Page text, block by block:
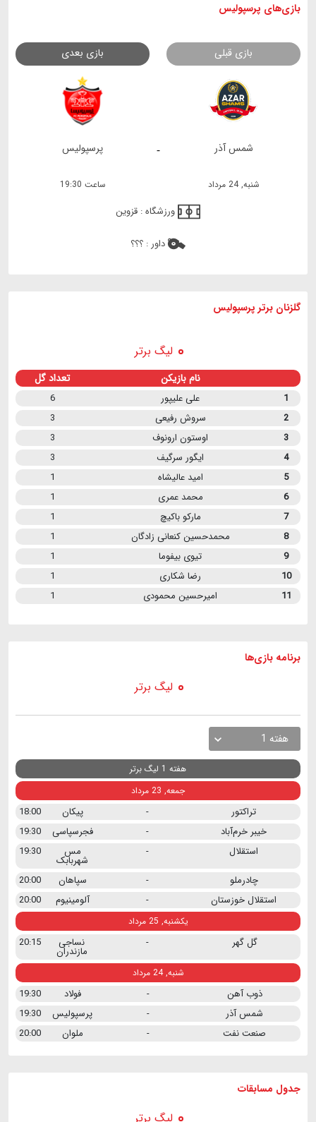
بازی های پرسپولیس
بازی قبلی بازی بعدی
- شمس آذر پرسپولیس
شنبه, 24 مرداد ساعت 19:30
ورزشگاه : قزوین
داور : ؟؟؟
گلزنان برتر پرسپولیس
لیگ برتر
نام بازیکن تعداد گل
1 علی علیپور
6
2
سروش رفیعی
3
3
اوستون ارونوف
3
4
ایگور سرگیف
3
5
امید عالیشاه
1
6
محمد عمری
1
7
مارکو باکیچ
1
8
محمدحسین کنعانی زادگان
1
9
تیوی بیفوما
1
10
رضا شکاری
1
11
امیرحسین محمودی 1
برنامه بازی ها
لیگ برتر
هفته 1
هفته 1 لیگ برتر
جمعه, 23 مرداد
تراکتور - پیکان
18:00
خیبر خرم‌آباد
- فجرسپاسی
19:30
استقلال
- مس
شهربابک
19:30
چادرملو
- سپاهان
20:00
استقلال خوزستان
- آلومینیوم 20:00
یکشنبه, 25 مرداد
گل گهر - نساجی
مازندران
20:15
شنبه, 24 مرداد
ذوب آهن - فولاد
19:30
شمس آذر
- پرسپولیس
19:30
صنعت نفت
- ملوان 20:00
جدول مسابقات
لیگ برتر